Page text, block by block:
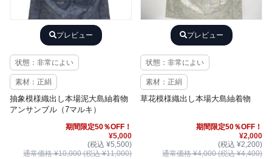
プレビュー
状態：非常によい
素材：正絹
抽象模様織出し本場泥大島紬着物
アンサンブル（7マルキ）
期間限定50％OFF！
¥5,000
(税込 ¥5,500)
通常価格 ¥10,000 (税込 ¥11,000)
プレビュー
状態：非常によい
素材：正絹
草花模様織出し本場大島紬着物
期間限定50％OFF！
¥2,000
(税込 ¥2,200)
通常価格 ¥4,000 (税込 ¥4,400)